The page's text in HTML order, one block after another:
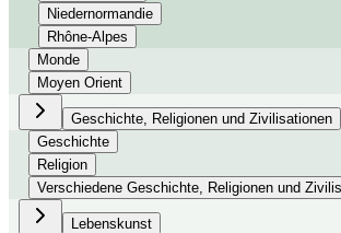
Niedernormandie
Rhône-Alpes
Monde
Moyen Orient
Geschichte, Religionen und Zivilisationen
Geschichte
Religion
Verschiedene Geschichte, Religionen und
Lebenskunst